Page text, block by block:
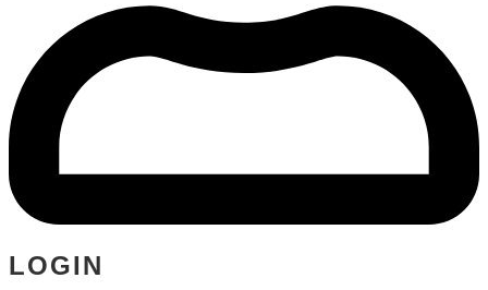
LOGIN